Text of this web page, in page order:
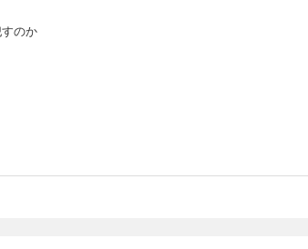
のか